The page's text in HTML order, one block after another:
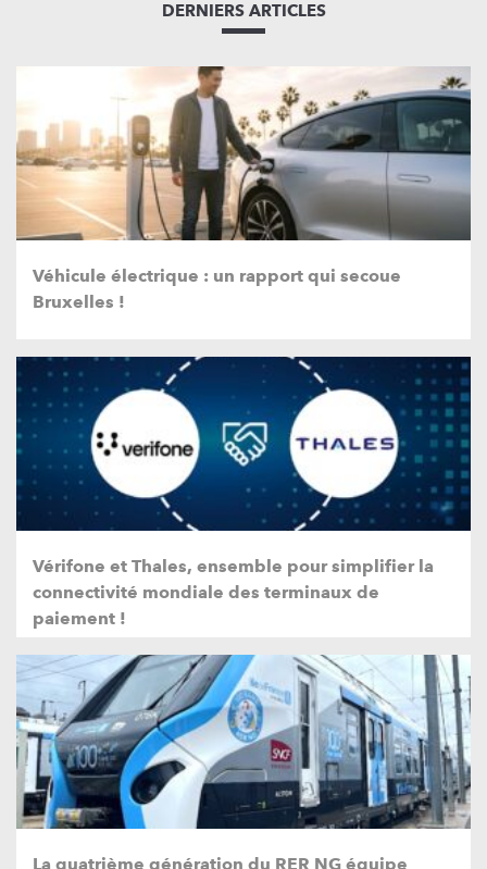
DERNIERS ARTICLES
Véhicule électrique : un rapport qui secoue
Bruxelles !
Vérifone et Thales, ensemble pour simplifier la
connectivité mondiale des terminaux de
paiement !
La quatrième génération du RER NG équipe